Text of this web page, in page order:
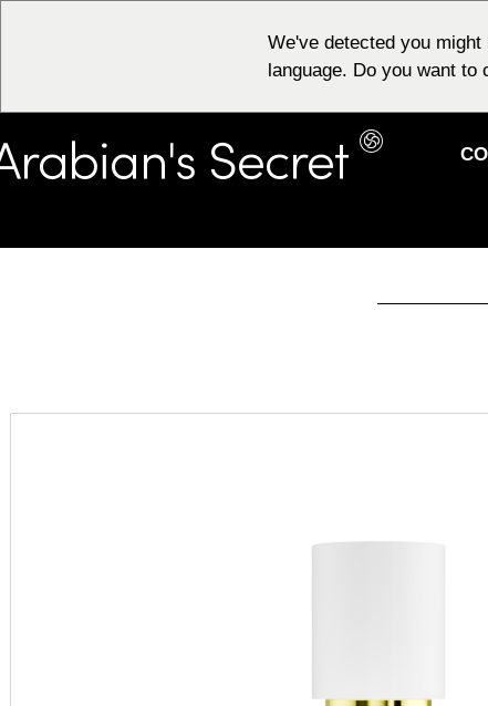
We've detected you
language. Do you want to